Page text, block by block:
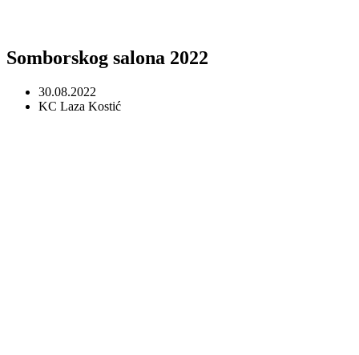
Somborskog salona 2022
30.08.2022
KC Laza Kostić